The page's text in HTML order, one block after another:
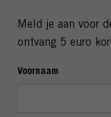
Meld je aan voor
ontvang 5 euro
Voornaam